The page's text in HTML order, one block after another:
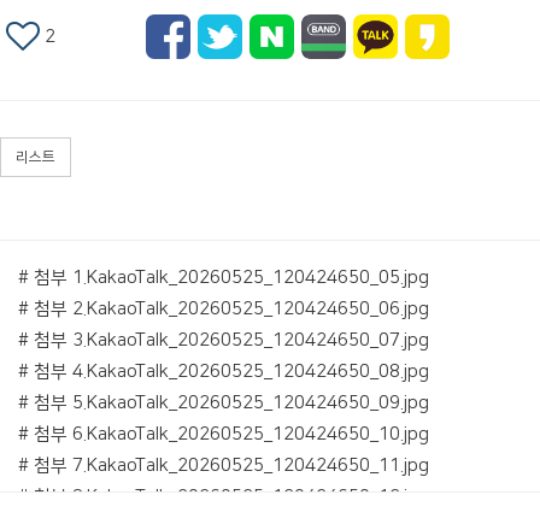
2
리스트
# 첨부 1.KakaoTalk_20260525_120424650_05.jpg
# 첨부 2.KakaoTalk_20260525_120424650_06.jpg
# 첨부 3.KakaoTalk_20260525_120424650_07.jpg
# 첨부 4.KakaoTalk_20260525_120424650_08.jpg
# 첨부 5.KakaoTalk_20260525_120424650_09.jpg
# 첨부 6.KakaoTalk_20260525_120424650_10.jpg
# 첨부 7.KakaoTalk_20260525_120424650_11.jpg
# 첨부 8.KakaoTalk_20260525_120424650_12.jpg